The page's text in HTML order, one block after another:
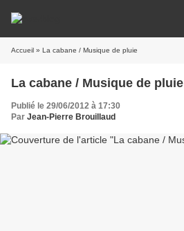
Accueil » La cabane / Musique de pluie
La cabane / Musique de pluie
Publié le 29/06/2012 à 17:30
Par Jean-Pierre Brouillaud